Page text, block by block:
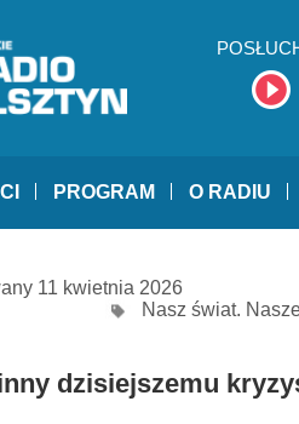
PROGRAM O RADIU
11 kwietnia 2026
Nasz świat.
dzisiejszemu